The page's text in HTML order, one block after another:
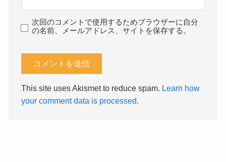
次回のコメントで使用するためブラウザーに自分
の名前、メールアドレス、サイトを保存する。
This site uses Akismet to reduce spam. Learn how
your comment data is processed.